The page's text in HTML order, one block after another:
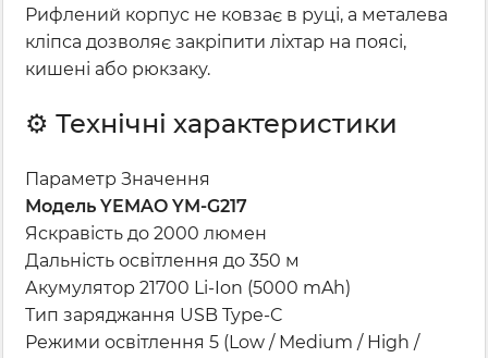
Рифлений корпус не ковзає в руці, а металева
кліпса дозволяє закріпити ліхтар на поясі,
кишені або рюкзаку.
⚙️ Технічні характеристики
Параметр Значення
Модель YEMAO YM-G217
Яскравість до 2000 люмен
Дальність освітлення до 350 м
Акумулятор 21700 Li-Ion (5000 mAh)
Тип заряджання USB Type-C
Режими освітлення 5 (Low / Medium / High /